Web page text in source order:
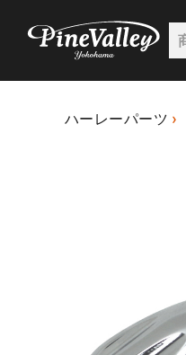
ハーレーパーツ